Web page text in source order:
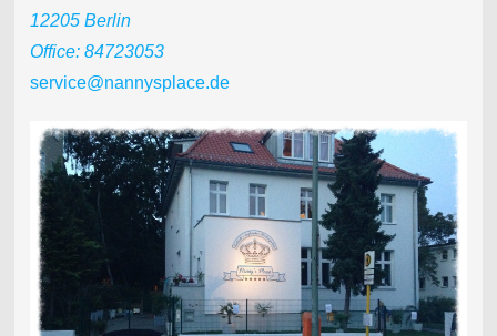
12205 Berlin
Office: 84723053
service@nannysplace.de